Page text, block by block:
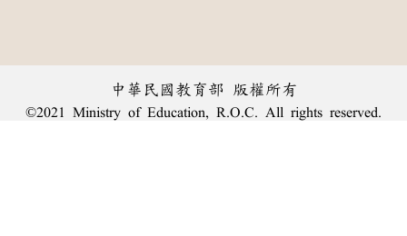
中華民國教育部 版權所有
©2021 Ministry of Education, R.O.C. All rights reserved.